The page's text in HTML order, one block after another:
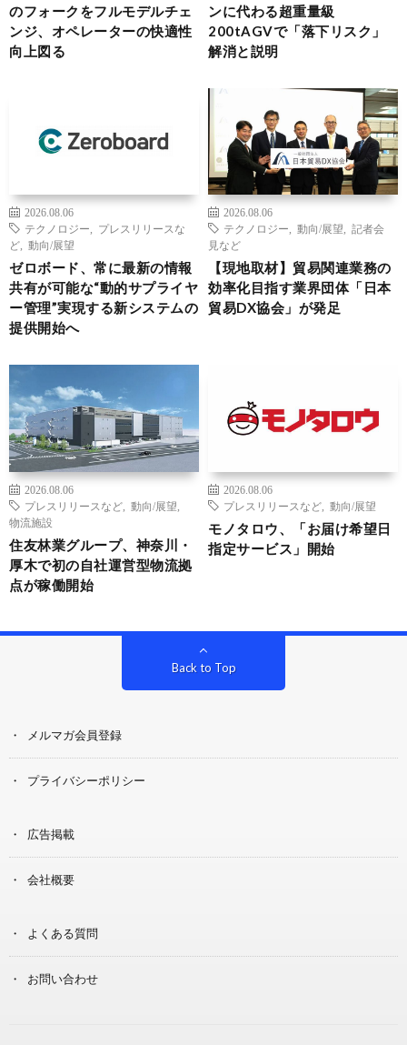
のフォークをフルモデルチェ
ンジ、オペレーターの快適性
向上図る
ンに代わる超重量級
200tAGVで「落下リスク」
解消と説明
2026.08.06
テクノロジー
プレスリリースな
ど
動向/展望
ゼロボード、常に最新の情報
共有が可能な“動的サプライヤ
ー管理”実現する新システムの
提供開始へ
2026.08.06
テクノロジー
動向/展望
記者会
見など
【現地取材】貿易関連業務の
効率化目指す業界団体「日本
貿易DX協会」が発足
2026.08.06
プレスリリースなど
動向/展望
物流施設
住友林業グループ、神奈川・
厚木で初の自社運営型物流拠
点が稼働開始
2026.08.06
プレスリリースなど
動向/展望
モノタロウ、「お届け希望日
指定サービス」開始
Back to Top
メルマガ会員登録
プライバシーポリシー
広告掲載
会社概要
よくある質問
お問い合わせ